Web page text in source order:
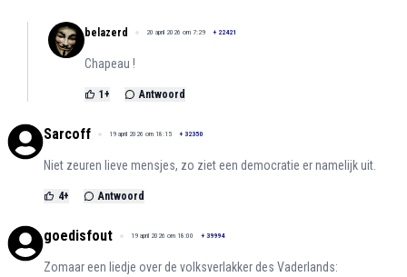
belazerd 20 april 2026 om 7:29 + 22421
Chapeau !
1+ Antwoord
Sarcoff 19 april 2026 om 18:15 + 32350
Niet zeuren lieve mensjes, zo ziet een democratie er namelijk uit.
4+ Antwoord
goedisfout 19 april 2026 om 18:00 + 39994
Zomaar een liedje over de volksverlakker des Vaderlands: